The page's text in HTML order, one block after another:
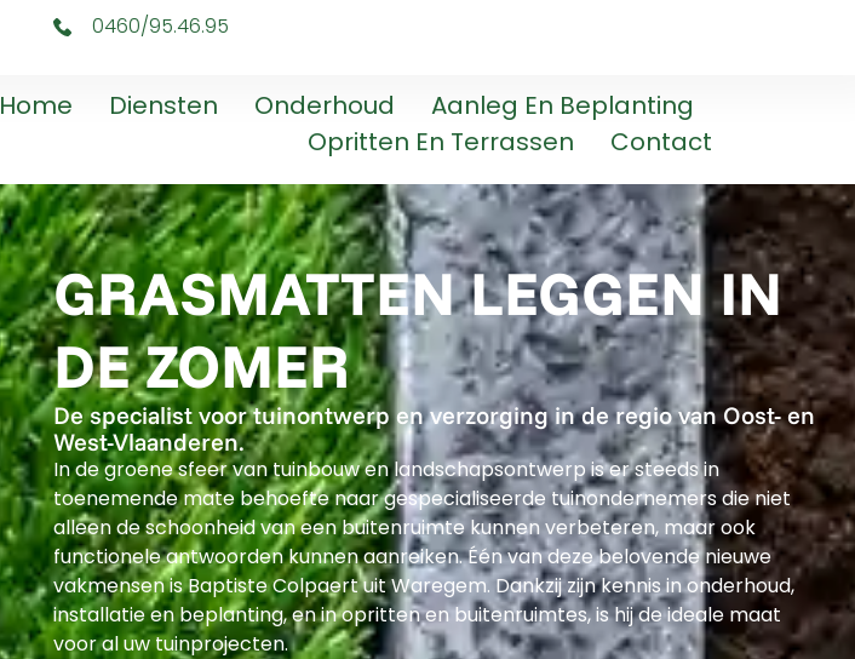
0460/95.46.95
Home Diensten Onderhoud
Aanleg En Beplanting
Opritten En Terrassen
Contact
GRASMATTEN LEGGEN IN
DE ZOMER
De specialist voor tuinontwerp en verzorging in de regio van Oost- en
West-Vlaanderen.
In de groene sfeer van tuinbouw en landschapsontwerp is er steeds in
toenemende mate behoefte naar gespecialiseerde tuinondernemers die niet
alleen de schoonheid van een buitenruimte kunnen verbeteren, maar ook
functionele antwoorden kunnen aanreiken. Één van deze belovende nieuwe
vakmensen is Baptiste Colpaert uit Waregem. Dankzij zijn kennis in onderhoud,
installatie en beplanting, en in opritten en buitenruimtes, is hij de ideale maat
voor al uw tuinprojecten.